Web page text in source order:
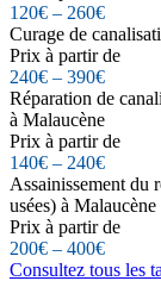
120€ – 260€
Curage de
Prix à partir de
240€ – 390€
Réparation de
à Malaucène
Prix à partir de
140€ – 240€
Assainissement du
usées) à Malaucène
Prix à partir de
200€ – 400€
Consultez tous les